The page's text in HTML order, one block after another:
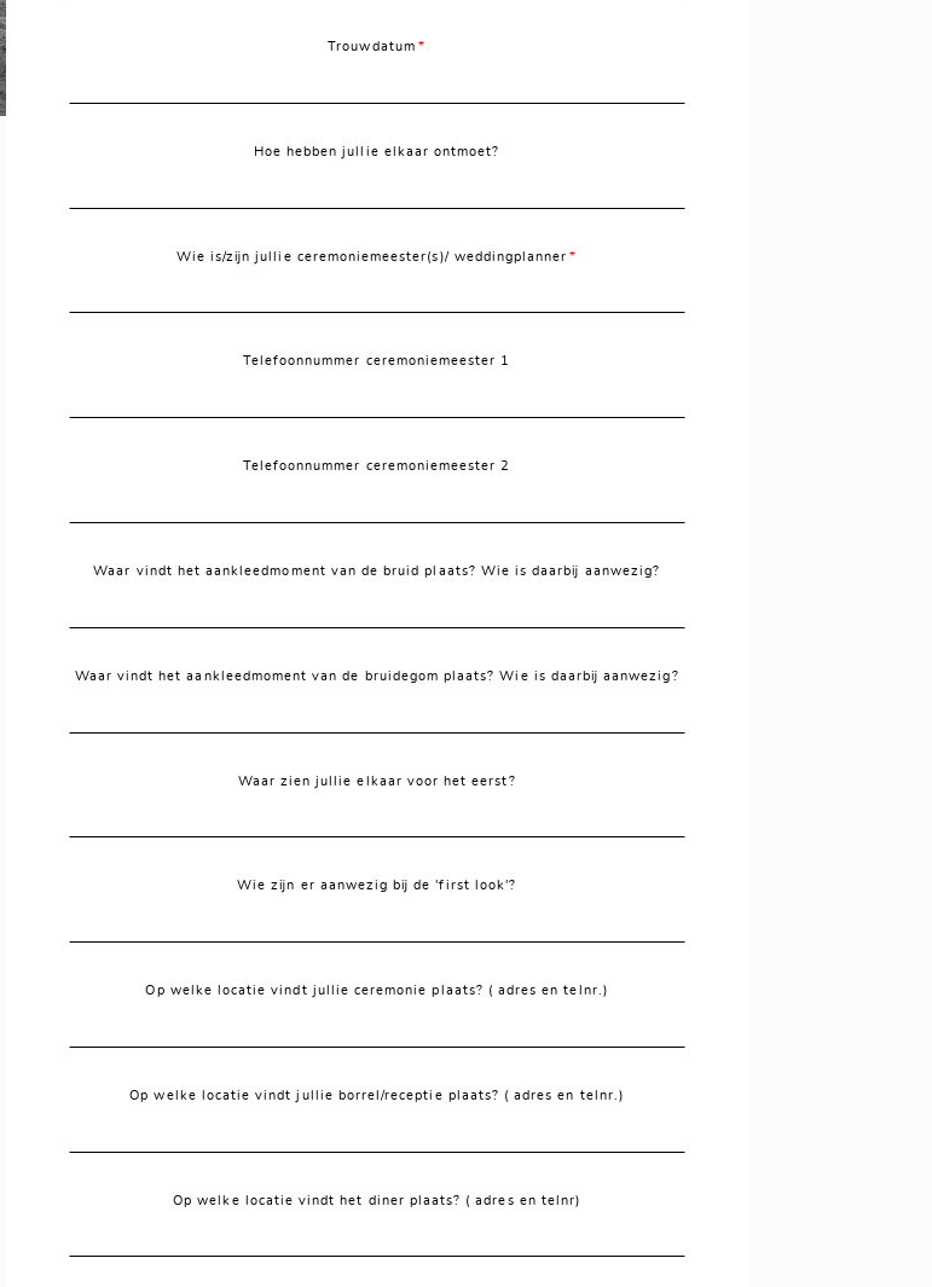
Trouwdatum
Hoe hebben jullie elkaar ontmoet?
Wie is/zijn jullie ceremoniemeester(s)/ weddingplanner
Telefoonnummer ceremoniemeester 1
Telefoonnummer ceremoniemeester 2
Waar vindt het aankleedmoment van de bruid plaats? Wie is daarbij aanwezig?
Waar vindt het aankleedmoment van de bruidegom plaats? Wie is daarbij aanwezig?
Waar zien jullie elkaar voor het eerst?
Wie zijn er aanwezig bij de 'first look'?
Op welke locatie vindt jullie ceremonie plaats? ( adres en telnr.)
Op welke locatie vindt jullie borrel/receptie plaats? ( adres en telnr.)
Op welke locatie vindt het diner plaats? ( adres en telnr)